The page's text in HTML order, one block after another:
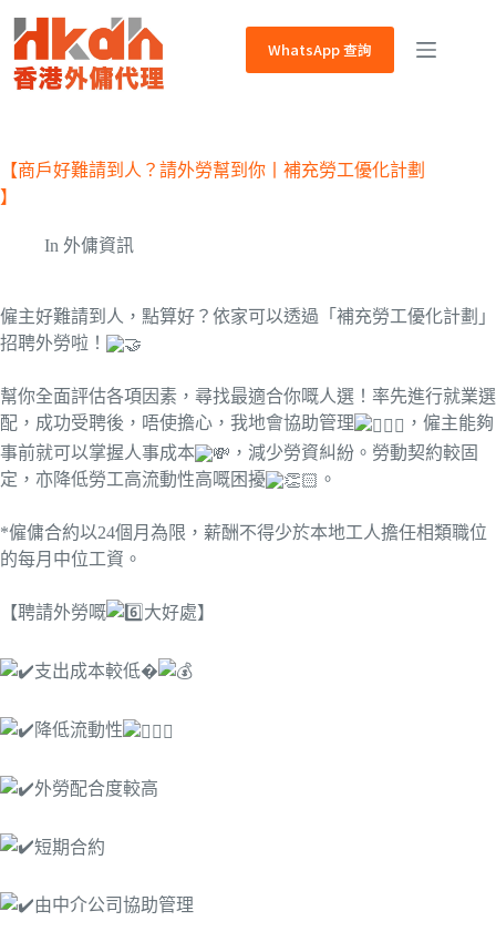
WhatsApp 查詢
【商戶好難請到人？請外勞幫到你丨補充勞工優化計劃
】
In 外傭資訊
僱主好難請到人，點算好？依家可以透過「補充勞工優化計劃」
招聘外勞啦！
幫你全面評估各項因素，尋找最適合你嘅人選！率先進行就業選
配，成功受聘後，唔使擔心，我地會協助管理
，僱主能夠
事前就可以掌握人事成本
，減少勞資糾紛。勞動契約較固
定，亦降低勞工高流動性高嘅困擾
。
*僱傭合約以24個月為限，薪酬不得少於本地工人擔任相類職位
的每月中位工資。
【聘請外勞嘅 大好處】
支出成本較低�
降低流動性
外勞配合度較高
短期合約
由中介公司協助管理